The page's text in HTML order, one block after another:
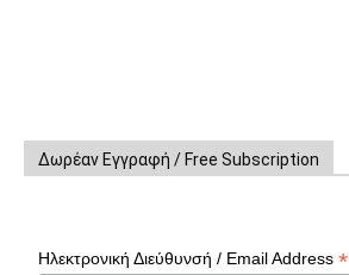
Δωρέαν Εγγραφή / Free Subscription
Ηλεκτρονική Διεύθυνσή / Email Address*